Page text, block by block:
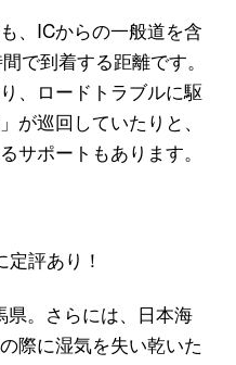
、ICからの一般道を含
で到着する距離です。
、ロードトラブルに駆
が巡回していたりと、
サポートもあります。
評あり！
。さらには、日本海
際に湿気を失い乾いた